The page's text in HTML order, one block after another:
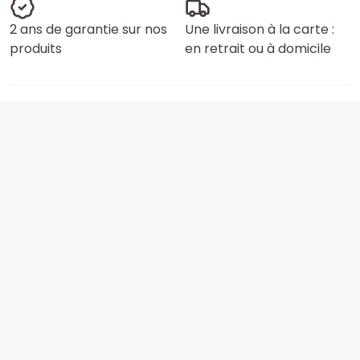
2 ans de garantie sur nos
produits
Une livraison à la carte :
en retrait ou à domicile